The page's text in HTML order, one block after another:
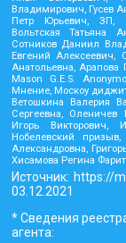
Владимирович, Гусев
Петр Юрьевич, ЗП,
Вольтская Татьяна
Сотников Даниил
Евгений Алексеевич,
Анатольевна,
Mason G.E.S.
Мнение, Москоу
Ветошкина Валерия
Сергеевна,
Игорь Викторович,
Нобелевский
Александровна,
Хисамова Регина
Источник: https://
03.12.2021
* Сведения
агента: